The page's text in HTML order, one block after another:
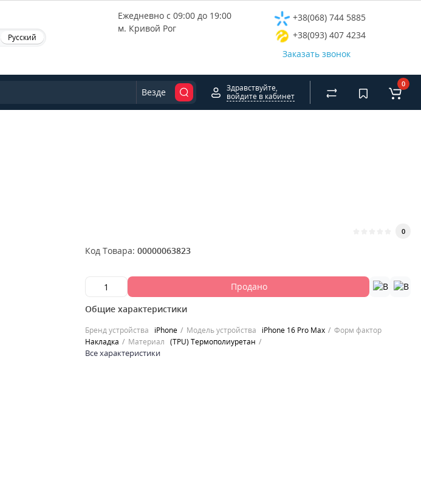
Русский
Ежедневно с 09:00 до 19:00
м. Кривой Рог
+38(068) 744 5885
+38(093) 407 4234
Заказать звонок
Везде
Здравствуйте,
войдите в кабинет
0
0
Код Товара: 00000063823
Продано
Общие характеристики
Бренд устройства iPhone Модель устройства iPhone 16 Pro Max
Форм фактор
Накладка
Материал (TPU) Термополиуретан
Все характеристики